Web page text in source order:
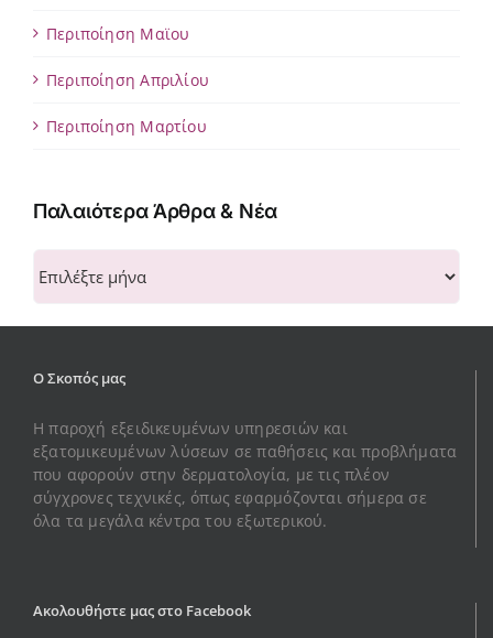
Περιποίηση Μαϊου
Περιποίηση Απριλίου
Περιποίηση Μαρτίου
Παλαιότερα Άρθρα & Νέα
Άρθρα
&
Νέα
Ο Σκοπός μας
Η παροχή εξειδικευμένων υπηρεσιών και
εξατομικευμένων λύσεων σε παθήσεις και προβλήματα
που αφορούν στην δερματολογία, με τις πλέον
σύγχρονες τεχνικές, όπως εφαρμόζονται σήμερα σε
όλα τα μεγάλα κέντρα του εξωτερικού.
Ακολουθήστε μας στο Facebook